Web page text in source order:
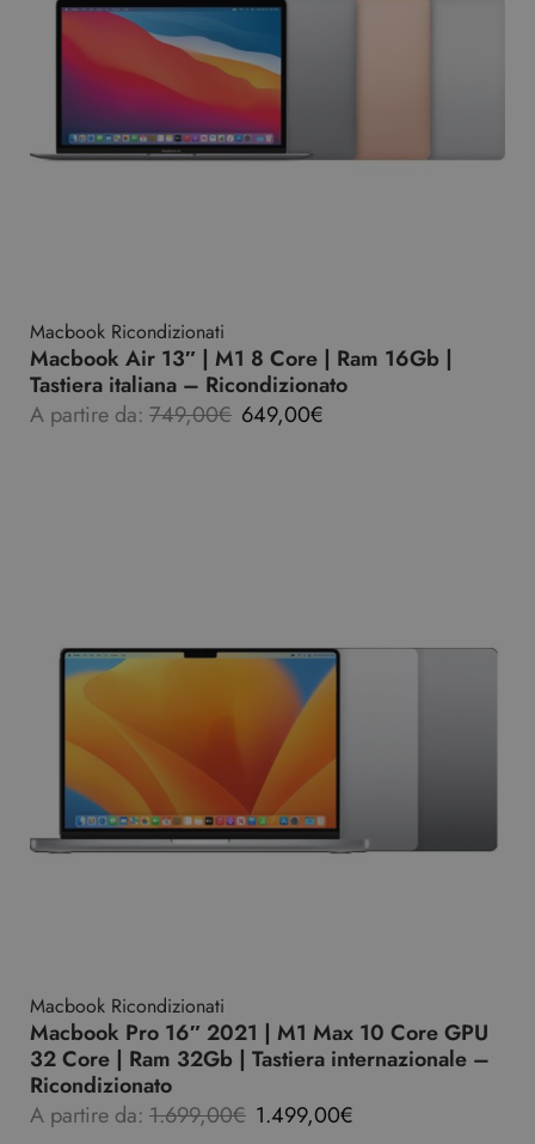
Macbook Ricondizionati
Macbook Air 13″ | M1 8 Core | Ram 16Gb |
Tastiera italiana – Ricondizionato
A partire da: 749,00€ 649,00€
Macbook Ricondizionati
Macbook Pro 16″ 2021 | M1 Max 10 Core GPU
32 Core | Ram 32Gb | Tastiera internazionale –
Ricondizionato
A partire da: 1.699,00€ 1.499,00€